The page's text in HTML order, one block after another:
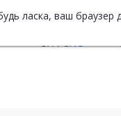
ласка, ваш браузер
UA ENG